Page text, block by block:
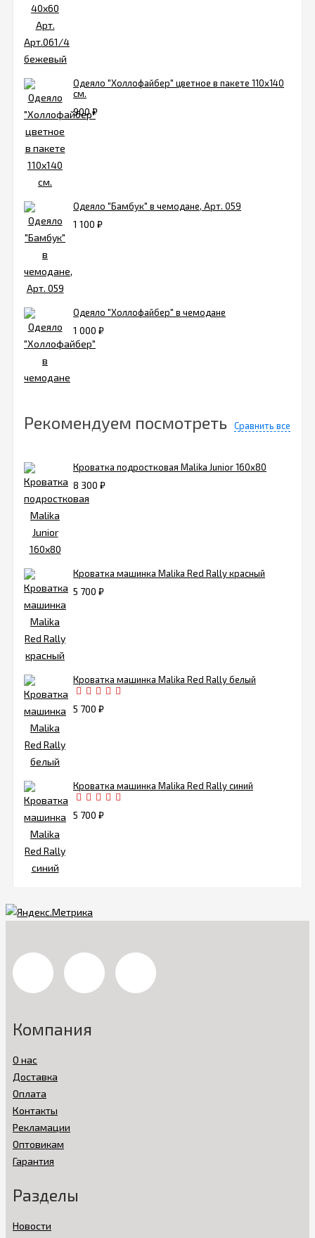
Одеяло "Холлофайбер" цветное в пакете 110х140
см.
900₽
Одеяло "Бамбук" в чемодане, Арт. 059
1 100 ₽
Одеяло "Холлофайбер" в чемодане
1 000 ₽
Рекомендуем посмотреть Сравнить все
Кроватка подростковая Malika Junior 160х80
8 300 ₽
Кроватка машинка Malika Red Rally красный
5 700 ₽
Кроватка машинка Malika Red Rally белый
5 700 ₽
Кроватка машинка Malika Red Rally синий
5 700 ₽
Компания
О нас
Доставка
Оплата
Контакты
Рекламации
Оптовикам
Гарантия
Разделы
Новости